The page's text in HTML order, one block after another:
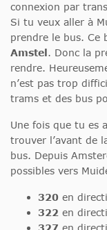
connexion par
Si tu veux aller à
prendre le bus. Ce
Amstel. Donc la
rendre.
n’est pas trop
trams et des bus
Une fois que tu es
trouver l’avant de
bus. Depuis
possibles vers
320 en
322 en